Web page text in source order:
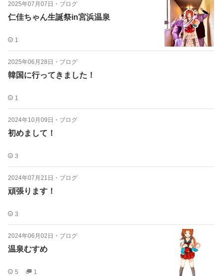
2025年07月07日 ・ ブログ
仁佳ちゃん生誕祭in宮浜温泉
1
2025年06月28日 ・ ブログ
韓国に行ってきました！
1
2024年10月09日 ・ ブログ
初めまして！
3
2024年07月21日 ・ ブログ
頑張ります！
3
2024年06月02日 ・ ブログ
温泉むすめ
5 1